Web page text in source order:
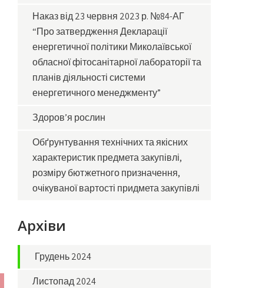
Наказ від 23 червня 2023 р. №84-АГ
“Про затвердження Декларації
енергетичної політики Миколаївської
обласної фітосанітарної лабораторії та
планів діяльності системи
енергетичного менеджменту”
Здоров’я рослин
Обґрунтування технічних та якісних
характеристик предмета закупівлі,
розміру бютжетного призначення,
очікуваної вартості придмета закупівлі
Архіви
Грудень 2024
Листопад 2024